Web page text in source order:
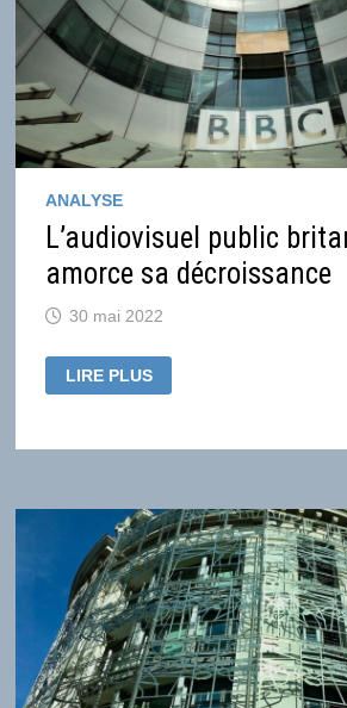
AU
DANEMARK
ANALYSE
L’audiovisuel public
amorce sa décroissance
30 mai 2022
L’AUDIOVISUEL
PUBLIC
DÉCROISSANCE
LIRE PLUS